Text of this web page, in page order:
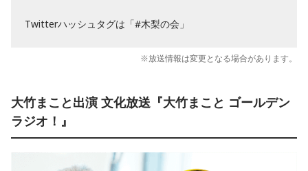
Twitterハッシュタグは「#木梨の会」
※放送情報は変更となる場合があります。
大竹まこと出演 文化放送『大竹まこと ゴールデン
ラジオ！』